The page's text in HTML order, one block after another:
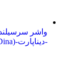
-دیناپارت-(Dina)(21202415)